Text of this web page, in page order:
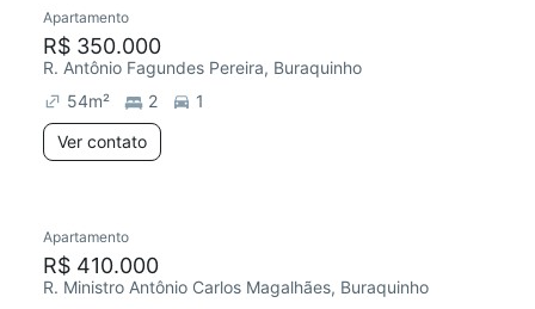
Chegou este mês
Apartamento
R$ 350.000
R. Antônio Fagundes Pereira, Buraquinho
54m² 2
1
Ver contato
Chegou este mês
Apartamento
R$ 410.000
R. Ministro Antônio Carlos Magalhães, Buraquinho